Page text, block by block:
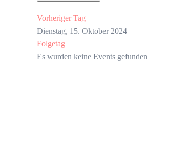
Vorheriger Tag
Dienstag, 15. Oktober 2024
Folgetag
Es wurden keine Events gefunden